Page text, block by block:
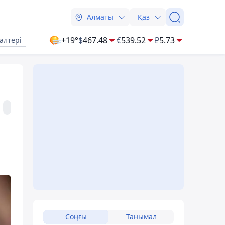
Алматы Қаз
+19°$467.48 €539.52 ₽5.73
Соңғы Танымал